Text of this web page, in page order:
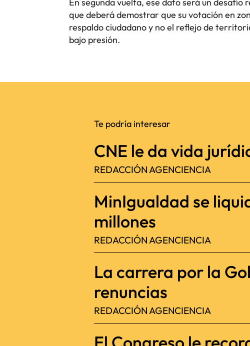
que deberá demostrar que su votación en
respaldo ciudadano y no el reflejo de
bajo presión.
Te podría interesar
CNE le da vida
REDACCIÓN AGENCIENCIA
MinIgualdad se
millones
REDACCIÓN AGENCIENCIA
La carrera por la
renuncias
REDACCIÓN AGENCIENCIA